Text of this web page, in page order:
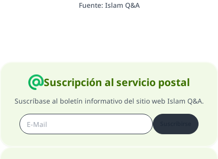
Fuente: Islam Q&A
Suscripción al servicio postal
Suscríbase al boletín informativo del sitio web Islam Q&A.